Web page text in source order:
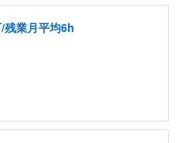
残業月平均6h